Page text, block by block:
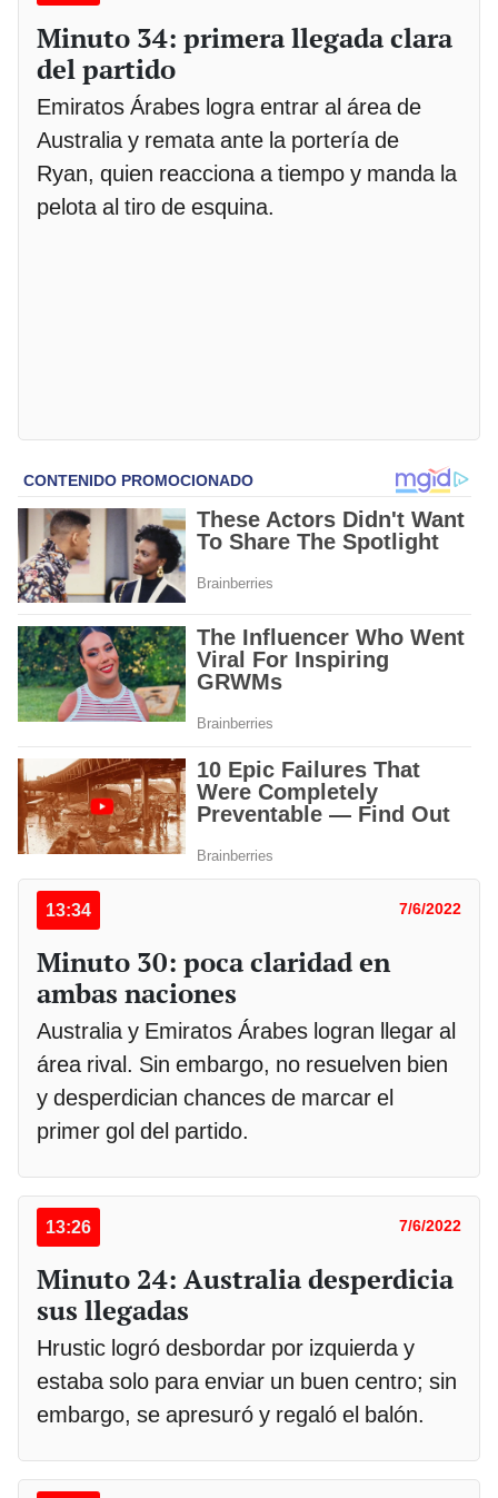
Minuto 34: primera llegada clara
del partido
Emiratos Árabes logra entrar al área de
Australia y remata ante la portería de
Ryan, quien reacciona a tiempo y manda la
pelota al tiro de esquina.
13:34 7/6/2022
Minuto 30: poca claridad en
ambas naciones
Australia y Emiratos Árabes logran llegar al
área rival. Sin embargo, no resuelven bien
y desperdician chances de marcar el
primer gol del partido.
13:26 7/6/2022
Minuto 24: Australia desperdicia
sus llegadas
Hrustic logró desbordar por izquierda y
estaba solo para enviar un buen centro; sin
embargo, se apresuró y regaló el balón.